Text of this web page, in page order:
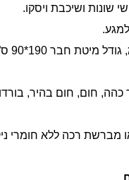
שונות ושיכבת ויסקו.
כהה, חום, חום בהיר,
מברשת רכה ללא חומרי